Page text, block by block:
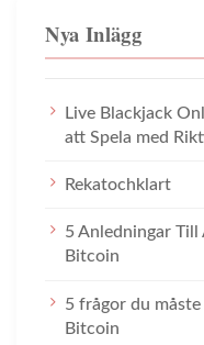
Nya Inlägg
Live Blackjack
att Spela med
Rekatochklart
5 Anledningar Till
Bitcoin
5 frågor du
Bitcoin